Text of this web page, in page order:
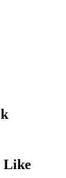
Like